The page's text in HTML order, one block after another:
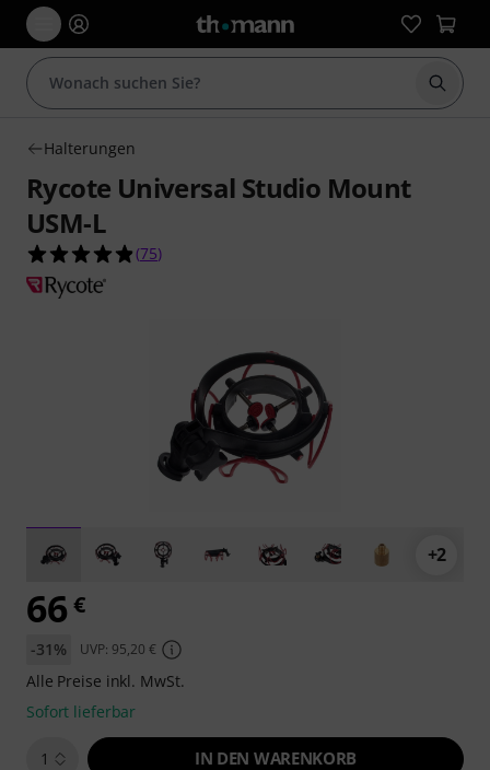
Suche
Halterungen
Rycote Universal Studio Mount
USM-L
4.9 von 5 Sternen aus 75 Kundenbewertungen
(75)
+2
66 €
-31% UVP: 95,20 €
Alle Preise inkl. MwSt.
Sofort lieferbar
1 IN DEN WARENKORB